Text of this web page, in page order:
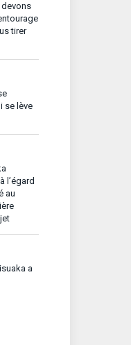
devons
tirer
se lève
l’égard
au
a